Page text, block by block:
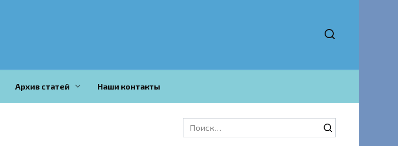
Архив статей Наши контакты
Search
for: